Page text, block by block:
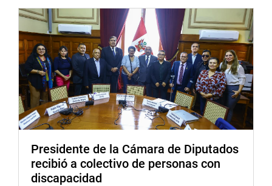
junio de cada año como día del donante de sangre
peruano, en el marco de las celebraciones del Día
Internacional del Donante de Sangre, en reconocimiento a
los voluntarios que con su fraternidad y solidaridad
contribuyen para salvar vidas.
En otro momento y a pedido del congresista Juan Carlos
Mori, la comisión acordó por unanimidad, realizar una
sesión descentralizada en la ciudad de Iquitos, para
abordar la situación de la culminación de Hospital de
Iquitos, la priorización del nosocomio de alta complejidad
de EsSalud, y los problemas de radioterapia y las plantas
de oxígeno.
Presidente de la Cámara de Diputados
recibió a colectivo de personas con
discapacidad